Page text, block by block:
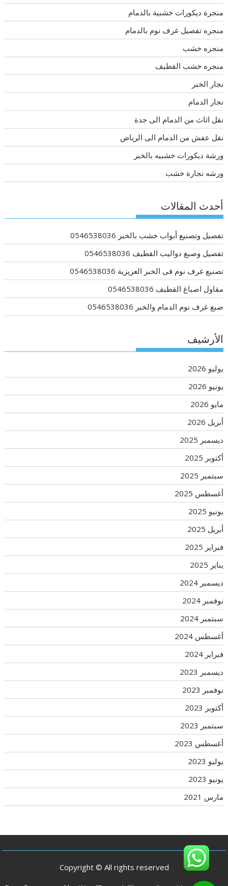
منجرة ديكورات خشبية بالدمام
منجره تفصيل غرف نوم بالدمام
منجره خشب
منجره خشب القطيف
نجار الخبر
نجار الدمام
نقل اثاث من الدمام الى جدة
نقل عفش من الدمام الى الرياض
ورشة ديكورات خشبيه بالخبر
ورشه نجارة خشب
أحدث المقالات
تفصيل وتصنيع أبواب خشب بالخبر 0546538036
تفصيل وصبغ دواليب القطيف 0546538036
تصنيع غرف نوم فى الخبر العزيزية 0546538036
مقاول اصباغ القطيف 0546538036
صبغ غرف نوم الدمام والخبر 0546538036
الأرشيف
يوليو 2026
يونيو 2026
مايو 2026
أبريل 2026
ديسمبر 2025
أكتوبر 2025
سبتمبر 2025
أغسطس 2025
يونيو 2025
أبريل 2025
فبراير 2025
يناير 2025
ديسمبر 2024
نوفمبر 2024
سبتمبر 2024
أغسطس 2024
فبراير 2024
ديسمبر 2023
نوفمبر 2023
أكتوبر 2023
سبتمبر 2023
أغسطس 2023
يوليو 2023
يونيو 2023
مارس 2021
Copyright © All rights reserved